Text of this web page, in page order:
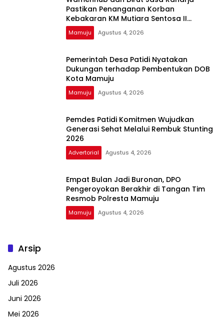
Pastikan Penanganan Korban
Kebakaran KM Mutiara Sentosa II
Berjalan Optimal
Mamuju Agustus 4, 2026
Pemerintah Desa Patidi Nyatakan
Dukungan terhadap Pembentukan DOB
Kota Mamuju
Mamuju Agustus 4, 2026
Pemdes Patidi Komitmen Wujudkan
Generasi Sehat Melalui Rembuk Stunting
2026
Advertorial Agustus 4, 2026
Empat Bulan Jadi Buronan, DPO
Pengeroyokan Berakhir di Tangan Tim
Resmob Polresta Mamuju
Mamuju Agustus 4, 2026
Arsip
Agustus 2026
Juli 2026
Juni 2026
Mei 2026